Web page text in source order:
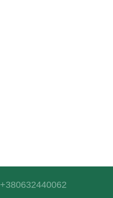
+380632440062